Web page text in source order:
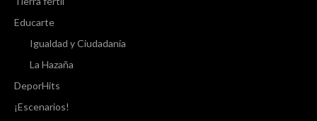
Educarte
Igualdad y Ciudadanía
La Hazaña
DeporHits
¡Escenarios!